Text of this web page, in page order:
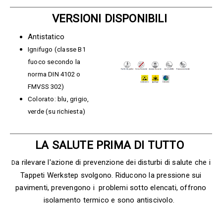
VERSIONI DISPONIBILI
Antistatico
Ignifugo (classe B1
fuoco secondo la
norma DIN 4102 o
FMVSS 302)
Colorato: blu, grigio,
verde (su richiesta)
LA SALUTE PRIMA DI TUTTO
Da rilevare l'azione di prevenzione dei disturbi di salute che i
Tappeti Werkstep svolgono. Riducono la pressione sui
pavimenti, prevengono i problemi sotto elencati, offrono
isolamento termico e sono antiscivolo.